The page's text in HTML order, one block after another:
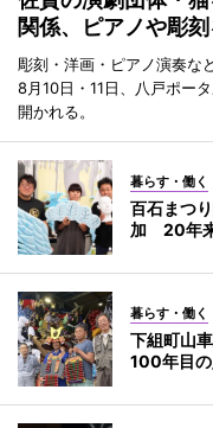
関係、ピアノや彫
彫刻・洋画・ピアノ演奏な
8月10日・11日、八戸ポー
開かれる。
暮らす・働く
百石まつ
加 20年
暮らす・働く
下組町山
100年目